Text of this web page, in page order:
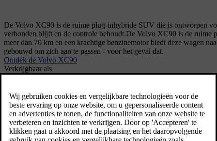
De Volvo XC90 is de ruime plug-inhybride SUV die is ontworpen
verbonden blijft en de controle behoudt.De Volvo XC90 is de ruime
meer dan 70 km en een krachtige benzinemotor biedt deze wagen
gebouwd om zich aan te passen - voor het geval dat.
Ontdek de Volvo XC90
Verkrijgbaar als
Plug-in hybride (PHEV)
XC60Middelgrote SUV